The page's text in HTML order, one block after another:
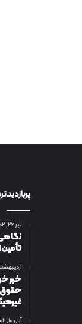
تیر ۲۶, ۱۴۰۲
اردیبهشت ۱۹,
خبر
حقوق
آبان ۱۰, ۱۴۰۲